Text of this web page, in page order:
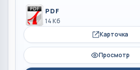
PDF
14 Кб
Карточка
Просмотр